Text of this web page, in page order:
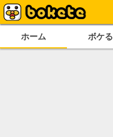
ホーム ボケる